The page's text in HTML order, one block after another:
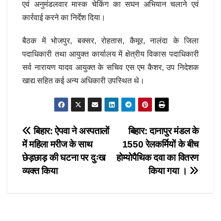
एवं अनुमंडलवार मास्क चेकिंग का सघन अभियान चलाने एवं
कार्रवाई करने का निर्देश दिया।
बैठक में भोजपुर, बक्सर, रोहतास, कैमूर, नालंदा के जिला
पदाधिकारी तथा आयुक्त कार्यालय में क्षेत्रीय विकास पदाधिकारी
सर्व नारायण यादव आयुक्त के सचिव एस एम कैशर, उप निदेशक
खाद्य सहित कई अन्य अधिकारी उपस्थित थे।
Post
navigation
बिहार: दानापुर मंडल के
1550 रेलकर्मियों के बीच
होम्योपैथिक दवा का वितरण
किया गया ।
बिहार: ऐपवा ने अस्पतालों
में महिला मरीज के साथ
छेड़छाड़ की घटना पर दुःख
व्यक्त किया